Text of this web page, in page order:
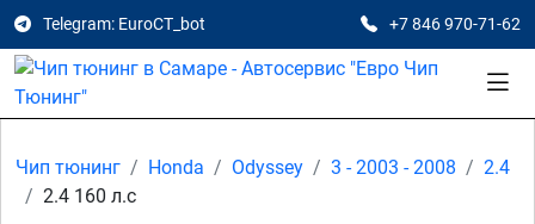
Telegram: EuroCT_bot +7 846 970-71-62
Чип тюнинг Honda Odyssey 3 - 2003 - 2008
2.4
2.4 160 л.с